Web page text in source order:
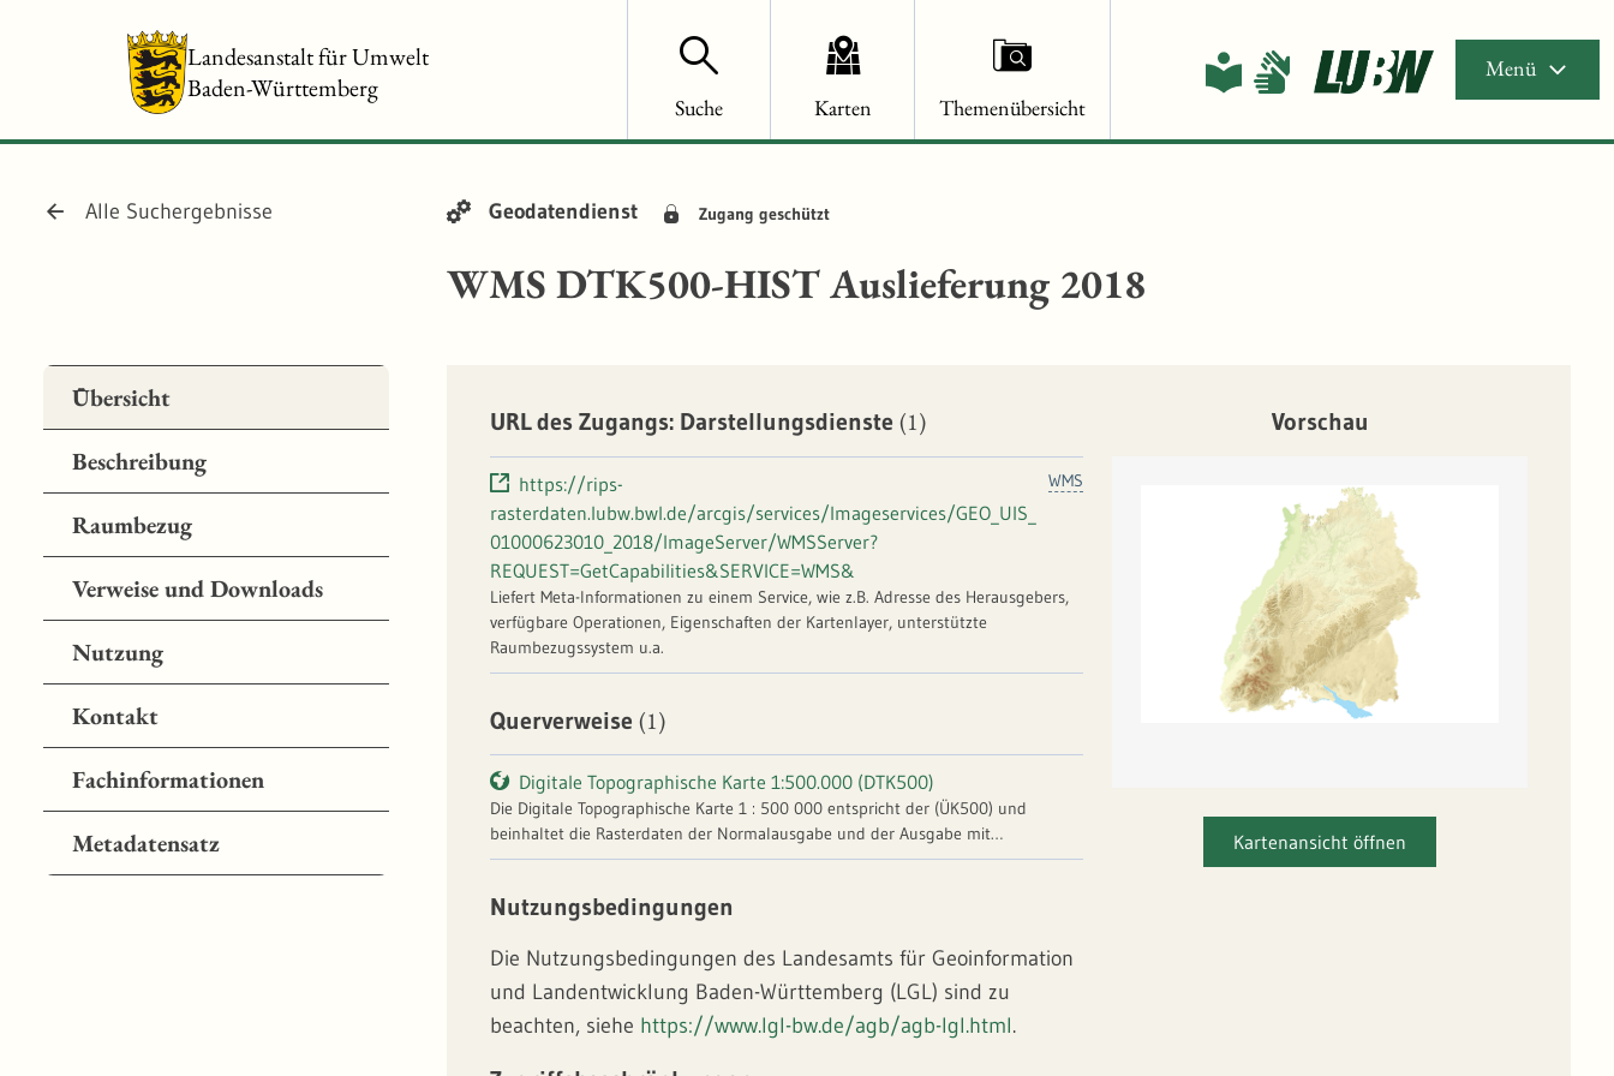
Landesanstalt für Umwelt
Baden-Württemberg
Suche Karten Themenübersicht
Menü
Alle Suchergebnisse Geodatendienst Zugang geschützt
WMS DTK500-HIST Auslieferung 2018
Übersicht
Beschreibung
Raumbezug
Verweise und Downloads
Nutzung
Kontakt
Fachinformationen
Metadatensatz
URL des Zugangs: Darstellungsdienste (1)
WMS
https://rips-
rasterdaten.lubw.bwl.de/arcgis/services/Imageservices/GEO_UIS_
01000623010_2018/ImageServer/WMSServer?
REQUEST=GetCapabilities&SERVICE=WMS&
Liefert Meta-Informationen zu einem Service, wie z.B. Adresse des Herausgebers,
verfügbare Operationen, Eigenschaften der Kartenlayer, unterstützte
Raumbezugssystem u.a.
Querverweise (1)
Digitale Topographische Karte 1:500.000 (DTK500)
Die Digitale Topographische Karte 1 : 500 000 entspricht der (ÜK500) und
beinhaltet die Rasterdaten der Normalausgabe und der Ausgabe mit
Verwaltungsgrenzen der Übersichtskarte "Bundesrepublik Deutschland 1 : 500
Württemberg beschränkt. Für die bessere Lesbarkeit der Fachobjekte wurde die
Nutzungsbedingungen
Die Nutzungsbedingungen des Landesamts für Geoinformation
und Landentwicklung Baden-Württemberg (LGL) sind zu
beachten, siehe https://www.lgl-bw.de/agb/agb-lgl.html.
Vorschau
Kartenansicht öffnen